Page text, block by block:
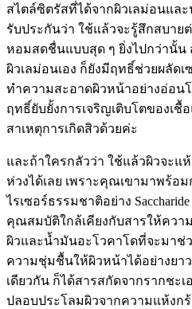
สไตล์ซิตรัสที่ได้จากผิวเลม่อนแล
รับประกันว่า ใช้แล้วจะรู้สึกสบาย
หอมสดชื่นแบบสุด ๆ ยิ่งไปกว่านั้น
ผิวเลม่อนเอง ก็ยังมีฤทธิ์ช่วยผลัดเ
ทำความสะอาดผิวหน้าอย่างอ่อน
ฤทธิ์ยับยั้งการเจริญเติบโตของเชื้
สาเหตุการเกิดสิวด้วยค่ะ
และถ้าใครกลัวว่า ใช้แล้วผิวจะแ
ห่วงได้เลย เพราะคุณเขามาพร้อม
ไรเซอร์ธรรมชาติอย่าง Saccharide
คุณสมบัติใกล้เคียงกับสารให้ควา
ผิวและน้ำมันอะโวคาโดที่จะมาช่
ความชุ่มชื้นให้ผิวหน้าได้อย่างยา
เดียวกัน ก็ได้สารสกัดจากรากชะเ
ปลอบประโลมผิวจากความแห้งก